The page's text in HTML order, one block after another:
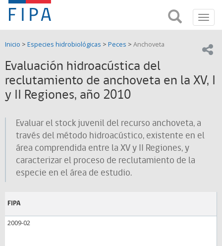
Fondo
de
Investigación
Pesquera
y
Acuicultura
(FIPA)-
SUBPESCA
FIPA;
Fondo
Investigación
y
de
Acuicultira
Inicio > Especies hidrobiológicas > Peces > Anchoveta
Evaluación hidroacústica del
reclutamiento de anchoveta en la XV, I
y II Regiones, año 2010
Evaluar el stock juvenil del recurso anchoveta, a
través del método hidroacústico, existente en el
área comprendida entre la XV y II Regiones, y
caracterizar el proceso de reclutamiento de la
especie en el área de estudio.
FIPA
2009-02